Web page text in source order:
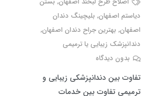
دیاستم اصفهان, بلیچینگ دندان
اصفهان, بهترین جراح دندان اصفهان,
دندانپزشک زیبایی یا ترمیمی
بدون دیدگاه
تفاوت بین دندانپزشکی زیبایی و
ترمیمی تفاوت بین خدمات